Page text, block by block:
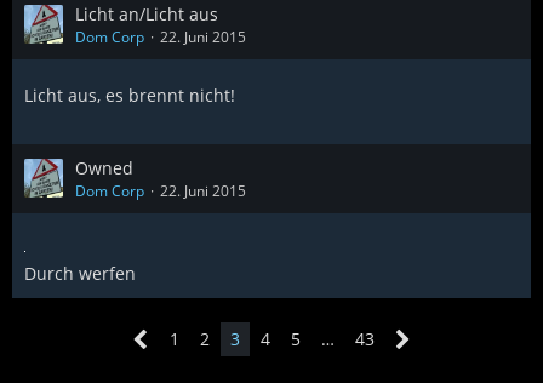
Licht an/Licht aus
Dom Corp 22. Juni 2015
Licht aus, es brennt nicht!
Owned
Dom Corp 22. Juni 2015
Durch werfen
1 2 3 4 5 … 43